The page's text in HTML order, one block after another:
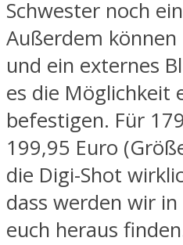
Schwester noch
Außerdem
und ein externes
es die Möglichkeit
befestigen. Für
199,95 Euro
die Digi-Shot
dass werden wir
euch heraus